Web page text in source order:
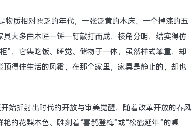
物质相对匮乏的年代，一张泛黄的木床、一个掉漆的五
大多由木匠一锤一钉敲打而成，棱角分明，结实得仿
”，它集吃饭、睡觉、储物于一体，虽然样式笨重，却
得住生活的风霜，在那个家里，家具是静止的，却也
始折射出时代的开放与审美觉醒，随着改革开放的春风
的花梨木色、雕刻着“喜鹊登梅”或“松鹤延年”的桌